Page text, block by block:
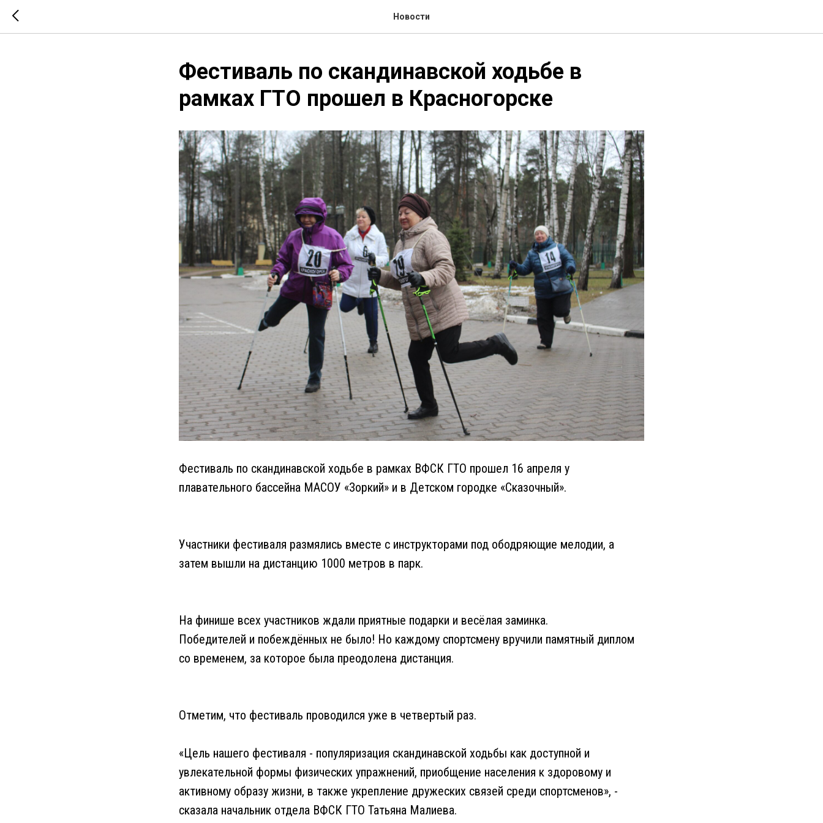
Новости
Фестиваль по скандинавской ходьбе в
рамках ГТО прошел в Красногорске
Фестиваль по скандинавской ходьбе в рамках ВФСК ГТО прошел 16 апреля у
плавательного бассейна МАСОУ «Зоркий» и в Детском городке «Сказочный».
Участники фестиваля размялись вместе с инструкторами под ободряющие мелодии, а
затем вышли на дистанцию 1000 метров в парк.
На финише всех участников ждали приятные подарки и весёлая заминка.
Победителей и побеждённых не было! Но каждому спортсмену вручили памятный диплом
со временем, за которое была преодолена дистанция.
Отметим, что фестиваль проводился уже в четвертый раз.
«Цель нашего фестиваля - популяризация скандинавской ходьбы как доступной и
увлекательной формы физических упражнений, приобщение населения к здоровому и
активному образу жизни, в также укрепление дружеских связей среди спортсменов», -
сказала начальник отдела ВФСК ГТО Татьяна Малиева.